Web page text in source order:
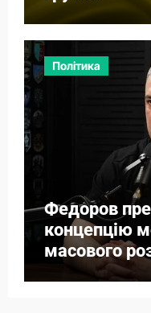
Політика
Федоров
концепцію
масового